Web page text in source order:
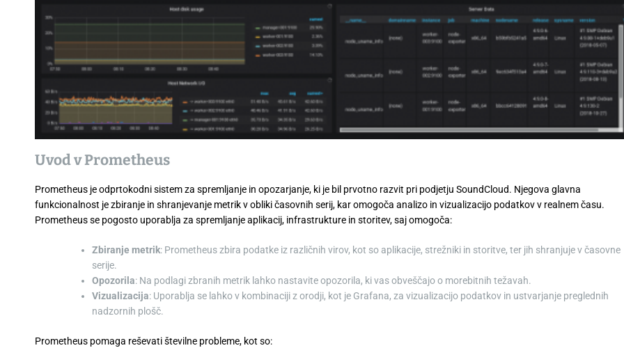
Uvod v Prometheus
Prometheus je odprtokodni sistem za spremljanje in opozarjanje, ki je bil prvotno razvit pri podjetju SoundCloud. Njegova glavna
funkcionalnost je zbiranje in shranjevanje metrik v obliki časovnih serij, kar omogoča analizo in vizualizacijo podatkov v realnem času.
Prometheus se pogosto uporablja za spremljanje aplikacij, infrastrukture in storitev, saj omogoča:
Zbiranje metrik: Prometheus zbira podatke iz različnih virov, kot so aplikacije, strežniki in storitve, ter jih shranjuje v časovne
serije.
Opozorila: Na podlagi zbranih metrik lahko nastavite opozorila, ki vas obveščajo o morebitnih težavah.
Vizualizacija: Uporablja se lahko v kombinaciji z orodji, kot je Grafana, za vizualizacijo podatkov in ustvarjanje preglednih
nadzornih plošč.
Prometheus pomaga reševati številne probleme, kot so: